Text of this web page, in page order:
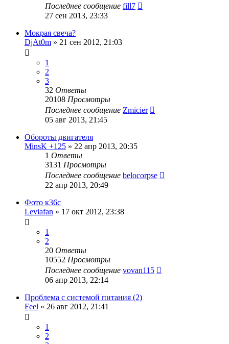
Последнее сообщение fill7
27 сен 2013, 23:33
Мокрая свеча?
DjAt0m » 21 сен 2012, 21:03
1
2
3
32 Ответы
20108 Просмотры
Последнее сообщение Zmicier
05 авг 2013, 21:45
Обороты двигателя
MinsK +125 » 22 апр 2013, 20:35
1 Ответы
3131 Просмотры
Последнее сообщение belocorpse
22 апр 2013, 20:49
Фото к36с
Leviafan » 17 окт 2012, 23:38
1
2
20 Ответы
10552 Просмотры
Последнее сообщение vovan115
06 апр 2013, 22:14
Проблема с системой питания (2)
Feel » 26 авг 2012, 21:41
1
2